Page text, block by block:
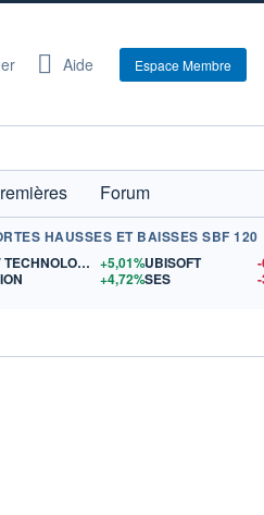
Aide Espace Membre
Forum
HAUSSES ET BAISSES SBF 120
DBV TECHNOLOGIES +5,01%
+4,72%
UBISOFT
SES